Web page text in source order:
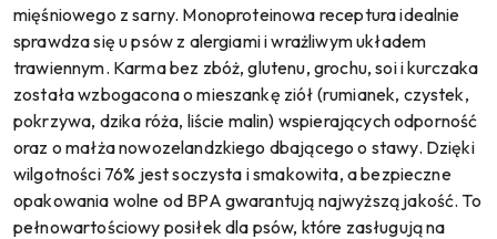
mięśniowego z sarny. Monoproteinowa receptura idealnie
sprawdza się u psów z alergiami i wrażliwym układem
trawiennym. Karma bez zbóż, glutenu, grochu, soi i kurczaka
została wzbogacona o mieszankę ziół (rumianek, czystek,
pokrzywa, dzika róża, liście malin) wspierających odporność
oraz o małża nowozelandzkiego dbającego o stawy. Dzięki
wilgotności 76% jest soczysta i smakowita, a bezpieczne
opakowania wolne od BPA gwarantują najwyższą jakość. To
pełnowartościowy posiłek dla psów, które zasługują na